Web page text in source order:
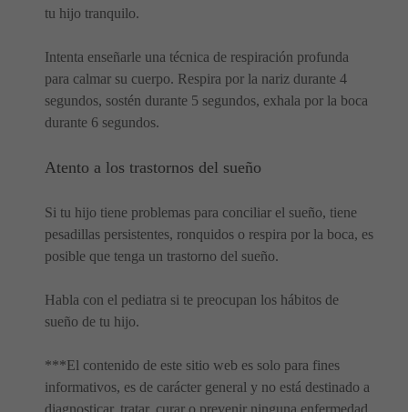
tu hijo tranquilo.
Intenta enseñarle una técnica de respiración profunda
para calmar su cuerpo. Respira por la nariz durante 4
segundos, sostén durante 5 segundos, exhala por la boca
durante 6 segundos.
Atento a los trastornos del sueño
Si tu hijo tiene problemas para conciliar el sueño, tiene
pesadillas persistentes, ronquidos o respira por la boca, es
posible que tenga un trastorno del sueño.
Habla con el pediatra si te preocupan los hábitos de
sueño de tu hijo.
***El contenido de este sitio web es solo para fines
informativos, es de carácter general y no está destinado a
diagnosticar, tratar, curar o prevenir ninguna enfermedad,